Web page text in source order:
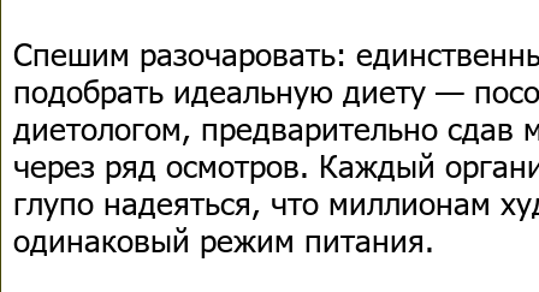
Спешим разочаровать:
подобрать идеальную диету —
диетологом, предварительно сдав
через ряд осмотров. Каждый
глупо надеяться, что миллионам
одинаковый режим питания.